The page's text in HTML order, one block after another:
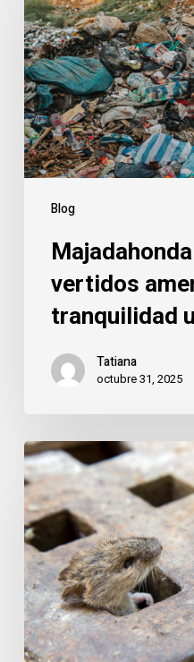
Blog
vertidos
amenazan
la
tranquilidad
urbana
vertidos
tranquilidad
Tatiana
octubre 31, 2025
Majadahonda:
el
equilibrio
entre
ciudad
limpia
y
subsuelo
activo